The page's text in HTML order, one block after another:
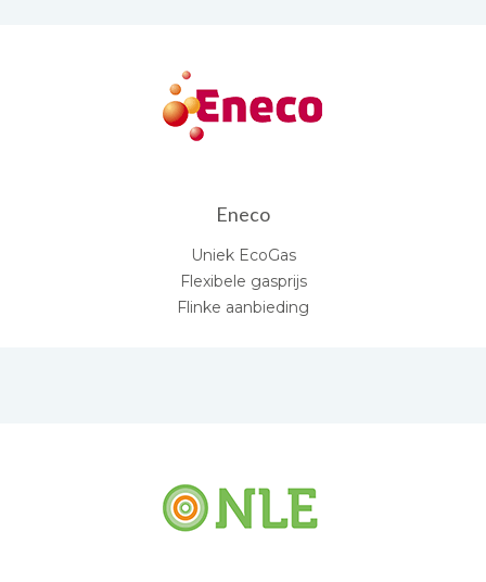
Eneco
Uniek EcoGas
Flexibele gasprijs
Flinke aanbieding